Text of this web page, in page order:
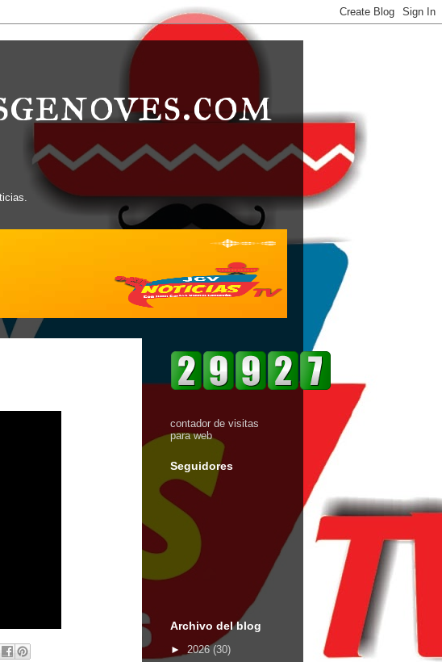
contador de visitas
para web
Seguidores
Archivo del blog
► 2026(30)